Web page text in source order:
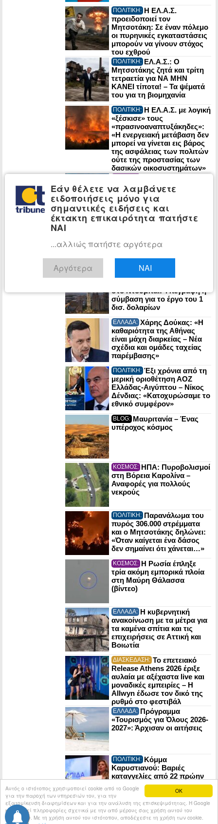
OK
Αυτός ο ιστότοπος χρησιμοποιεί cookie από το Google
για την παροχή των υπηρεσιών του, για την
εξατομίκευση διαφημίσεων και για την ανάλυση της επισκεψιμότητας. Η Google
κοινοποιεί πληροφορίες σχετικά με την από μέρους σας χρήση αυτού του
ιστότοπου. Με τη χρήση αυτού του ιστότοπου, αποδέχεστε τη χρήση των cookie.
ΠΟΛΙΤΙΚΗ: Η ΕΛ.Α.Σ.
προειδοποιεί τον
Μητσοτάκη: Σε έναν πόλεμο
οι πυρηνικές εγκαταστάσεις
μπορούν να γίνουν στόχος
του εχθρού
ΠΟΛΙΤΙΚΗ: ΕΛ.Α.Σ.: Ο
Μητσοτάκης ζητά και τρίτη
τετραετία για ΝΑ ΜΗΝ
ΚΑΝΕΙ τίποτα! – Τα ψέματά
του για τη βιομηχανία
ΠΟΛΙΤΙΚΗ: Η ΕΛ.Α.Σ. με λογική
«ξέσκισε» τους
«πρασινοαναπτυξάκηδες»:
«Η ενεργειακή μετάβαση δεν
μπορεί να γίνεται εις βάρος
της ασφάλειας των πολιτών
ούτε της προστασίας των
δασικών οικοσυστημάτων»
στον Τραμπ: «Αν μας
χτυπήσετε, τινάζουμε στον
αέρα την ενέργεια του
Κόλπου»
ΚΟΣΜΟΣ:
Έντονη
Χέγκσεθ για τις ελλείψεις
πυραύλων που περιορίζουν
τα πλήγματα στο Ιράν
στο Ντουμπάι: Υπεγράφη η
σύμβαση για το έργο του 1
δισ. δολαρίων
ΕΛΛΑΔΑ: Χάρης Δούκας: «Η
καθαριότητα της Αθήνας
είναι μάχη διαρκείας – Νέα
σχέδια και ομάδες ταχείας
παρέμβασης»
ΠΟΛΙΤΙΚΗ: Έξι χρόνια από τη
μερική οριοθέτηση ΑΟΖ
Ελλάδας-Αιγύπτου – Νίκος
Δένδιας: «Κατοχυρώσαμε το
εθνικό συμφέρον»
BLOG: Μαυριτανία – Ένας
υπέροχος κόσμος
ΚΟΣΜΟΣ: ΗΠΑ: Πυροβολισμοί
στη Βόρεια Καρολίνα –
Αναφορές για πολλούς
νεκρούς
ΠΟΛΙΤΙΚΗ: Παρανάλωμα του
πυρός 306.000 στρέμματα
και ο Μητσοτάκης δηλώνει:
«Όταν καίγεται ένα δάσος
δεν σημαίνει ότι χάνεται…»
ΚΟΣΜΟΣ: Η Ρωσία έπληξε
τρία ακόμη εμπορικά πλοία
στη Μαύρη Θάλασσα
(βίντεο)
ΕΛΛΑΔΑ: Η κυβερνητική
ανακοίνωση με τα μέτρα για
τα καμένα σπίτια και τις
επιχειρήσεις σε Αττική και
Βοιωτία
ΔΙΑΣΚΕΔΑΣΗ: Το επετειακό
Release Athens 2026 έριξε
αυλαία με αξέχαστα live και
μοναδικές εμπειρίες – Η
Allwyn έδωσε τον δικό της
ρυθμό στο φεστιβάλ
ΕΛΛΑΔΑ: Πρόγραμμα
«Τουρισμός για Όλους 2026-
2027»: Άρχισαν οι αιτήσεις
ΠΟΛΙΤΙΚΗ: Κόμμα
Καρυστιανού: Βαριές
καταγγελίες από 22 πρώην
στελέχη της Ελπίδας για τη
Δημοκρατία
© 2026 Tribune.gr All rights reserved.
Entries RSS
Εάν θέλετε να λαμβάνετε
ειδοποιήσεις μόνο για
σημαντικές ειδήσεις και
έκτακτη επικαιρότητα πατήστε
ΝΑΙ
...αλλιώς πατήστε αργότερα
Αργότερα ΝΑΙ